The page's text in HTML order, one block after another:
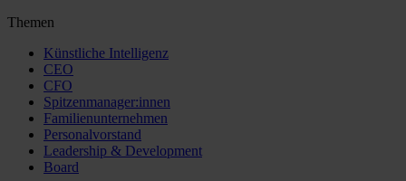
Themen
Künstliche Intelligenz
CEO
CFO
Spitzenmanager:innen
Familienunternehmen
Personalvorstand
Leadership & Development
Board